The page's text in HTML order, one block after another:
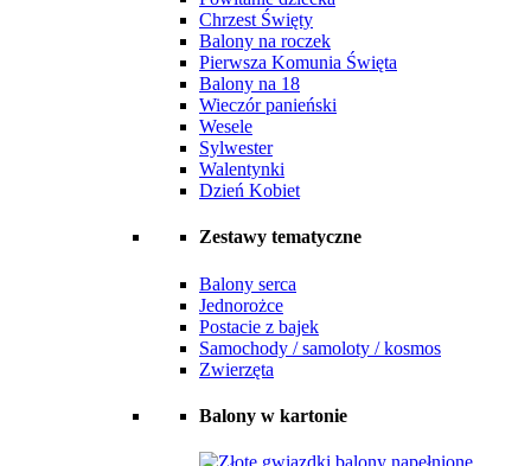
Chrzest Święty
Balony na roczek
Pierwsza Komunia Święta
Balony na 18
Wieczór panieński
Wesele
Sylwester
Walentynki
Dzień Kobiet
Zestawy tematyczne
Balony serca
Jednorożce
Postacie z bajek
Samochody / samoloty / kosmos
Zwierzęta
Balony w kartonie